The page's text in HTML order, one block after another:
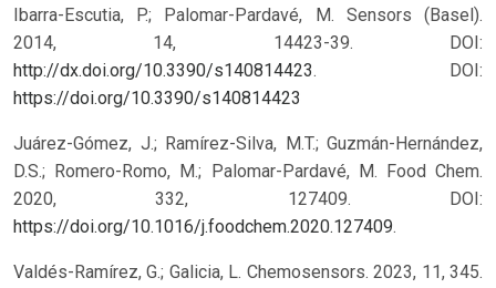
Ibarra-Escutia, P.; Palomar-Pardavé, M. Sensors (Basel).
2014, 14, 14423-39. DOI:
http://dx.doi.org/10.3390/s140814423.
DOI:
https://doi.org/10.3390/s140814423
Juárez-Gómez, J.; Ramírez-Silva, M.T.; Guzmán-Hernández,
D.S.; Romero-Romo, M.; Palomar-Pardavé, M. Food Chem.
2020, 332, 127409. DOI:
https://doi.org/10.1016/j.foodchem.2020.127409.
Valdés-Ramírez, G.; Galicia, L. Chemosensors. 2023, 11, 345.